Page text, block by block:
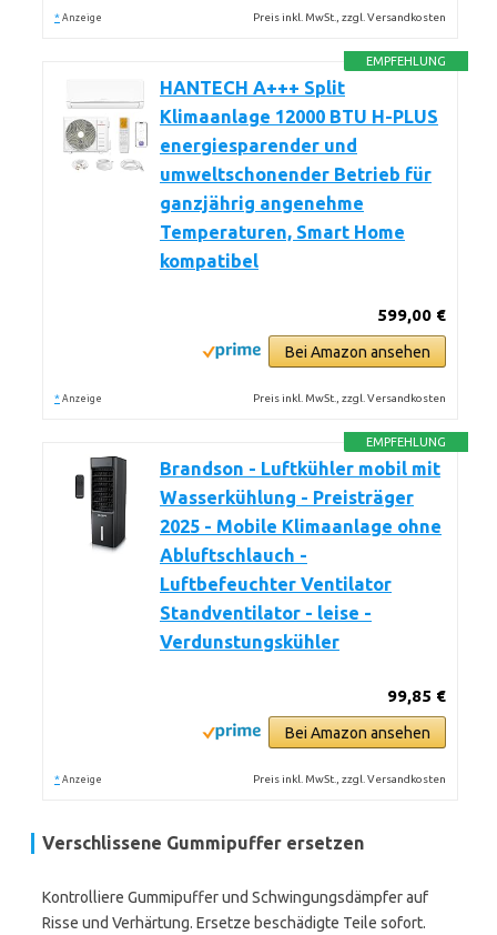
* Anzeige Preis inkl. MwSt., zzgl. Versandkosten
EMPFEHLUNG
HANTECH A+++ Split
Klimaanlage 12000 BTU H-PLUS
energiesparender und
umweltschonender Betrieb für
ganzjährig angenehme
Temperaturen, Smart Home
kompatibel
599,00 €
Bei Amazon ansehen
* Anzeige Preis inkl. MwSt., zzgl. Versandkosten
EMPFEHLUNG
Brandson - Luftkühler mobil mit
Wasserkühlung - Preisträger
2025 - Mobile Klimaanlage ohne
Abluftschlauch -
Luftbefeuchter Ventilator
Standventilator - leise -
Verdunstungskühler
99,85 €
Bei Amazon ansehen
* Anzeige Preis inkl. MwSt., zzgl. Versandkosten
Verschlissene Gummipuffer ersetzen
Kontrolliere Gummipuffer und Schwingungsdämpfer auf
Risse und Verhärtung. Ersetze beschädigte Teile sofort.